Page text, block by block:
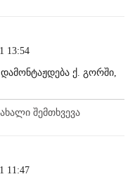
13:54
ქ. გორში,
შემთხვევა
11:47